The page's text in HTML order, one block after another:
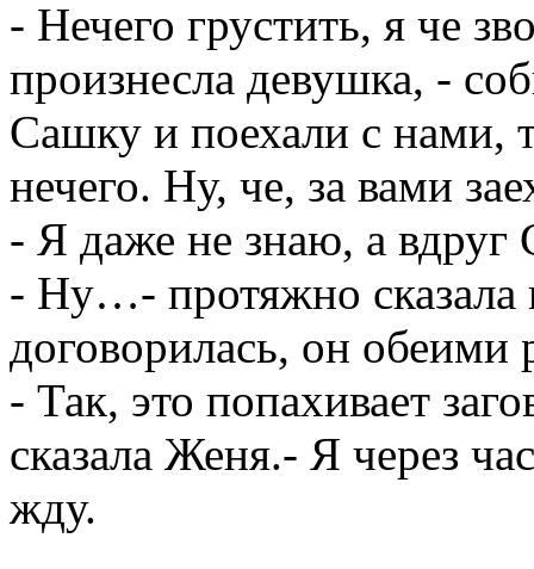
- Нечего грустить, я че
произнесла девушка, -
Сашку и поехали с нами,
нечего. Ну, че, за вами
- Я даже не знаю, а вдруг
- Ну…- протяжно сказала
договорилась, он обеими
- Так, это попахивает
сказала Женя.- Я через
жду.